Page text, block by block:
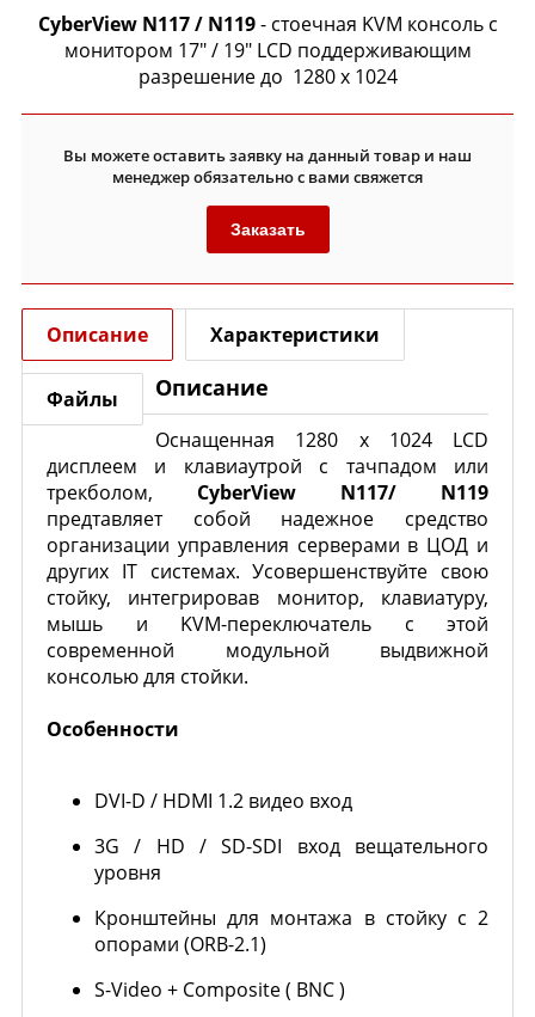
CyberView N117 / N119- стоечная KVM консоль с
монитором 17″ / 19″ LCD поддерживающим
разрешение до 1280 x 1024
Вы можете оставить заявку на данный товар и наш
менеджер обязательно с вами свяжется
Заказать
Описание Характеристики
Файлы Описание
Оснащенная 1280 x 1024 LCD
дисплеем и клавиаутрой с тачпадом или
трекболом, CyberView N117/ N119
предтавляет собой надежное средство
организации управления серверами в ЦОД и
других IT системах. Усовершенствуйте свою
стойку, интегрировав монитор, клавиатуру,
мышь и KVM-переключатель с этой
современной модульной выдвижной
консолью для стойки.
Особенности
DVI-D / HDMI 1.2 видео вход
3G / HD / SD-SDI вход вещательного
уровня
Кронштейны для монтажа в стойку с 2
опорами (ORB-2.1)
S-Video + Composite ( BNC )